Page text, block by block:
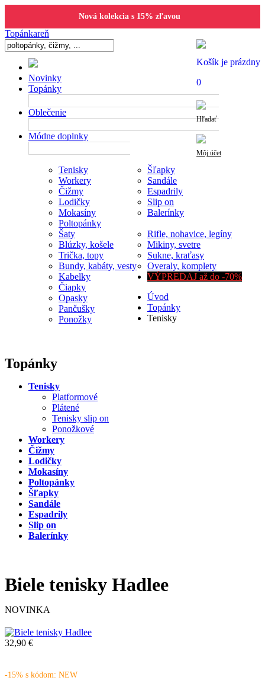
Nová kolekcia s 15% zľavou
Topánkareň
Košík je prázdny
0
Hľadať
Môj účet
Novinky
Topánky
Tenisky
Workery
Čižmy
Lodičky
Mokasíny
Poltopánky
Šľapky
Sandále
Espadrily
Slip on
Balerínky
Oblečenie
Šaty
Blúzky, košele
Trička, topy
Bundy, kabáty, vesty
Rifle, nohavice, legíny
Mikiny, svetre
Sukne, kraťasy
Overaly, komplety
Módne doplnky
Kabelky
Čiapky
Opasky
Pančušky
Ponožky
VÝPREDAJ až do -70%
Úvod
Topánky
Tenisky
Topánky
Tenisky
Platformové
Plátené
Tenisky slip on
Ponožkové
Workery
Čižmy
Lodičky
Mokasíny
Poltopánky
Šľapky
Sandále
Espadrily
Slip on
Balerínky
Biele tenisky Hadlee
NOVINKA
32,90 €
-15% s kódom: NEW